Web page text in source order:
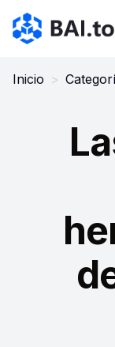
Bai.tools
Inicio >